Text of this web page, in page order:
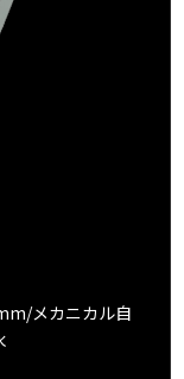
メカニカル自